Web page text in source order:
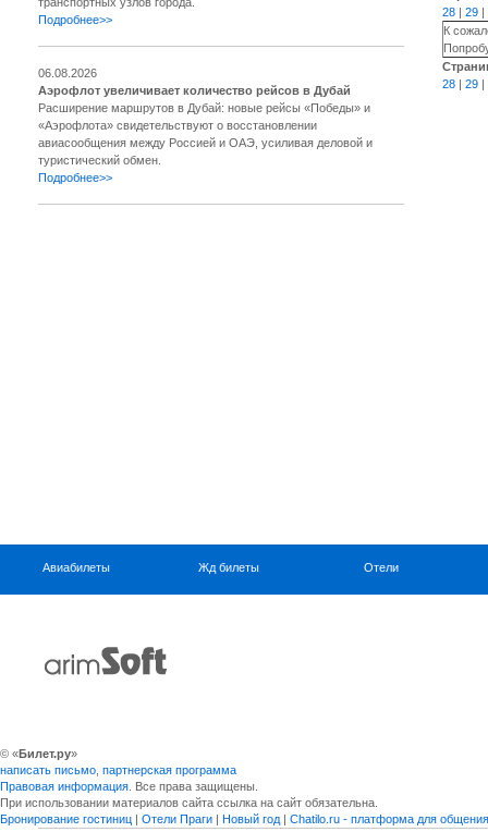
Подробнее>>
06.08.2026
Аэрофлот увеличивает количество рейсов в Дубай
Расширение маршрутов в Дубай: новые рейсы «Победы» и
«Аэрофлота» свидетельствуют о восстановлении
авиасообщения между Россией и ОАЭ, усиливая деловой и
туристический обмен.
Подробнее>>
28 | 29 |
К
28 | 29 |
Авиабилеты Жд билеты Отели
© «Билет.ру»
написать письмо партнерская программа
Правовая информация . Все права защищены.
При использовании материалов сайта ссылка на сайт обязательна.
Бронирование гостиниц | Отели Праги | Новый год | Chatilo.ru - платформа для